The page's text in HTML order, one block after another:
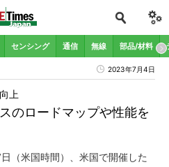
センシング 通信 無線 部品/材料
2023年7月4日
のロードマップや性能を
上
（米国時間）、米国で開催した